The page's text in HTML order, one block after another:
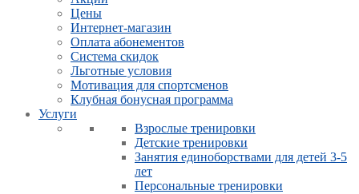
Цены
Интернет-магазин
Оплата абонементов
Система скидок
Льготные условия
Мотивация для спортсменов
Клубная бонусная программа
Услуги
Взрослые тренировки
Детские тренировки
Занятия единоборствами для детей 3-5
лет
Персональные тренировки